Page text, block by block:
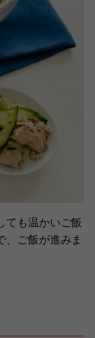
ても温かいご飯
、ご飯が進みま